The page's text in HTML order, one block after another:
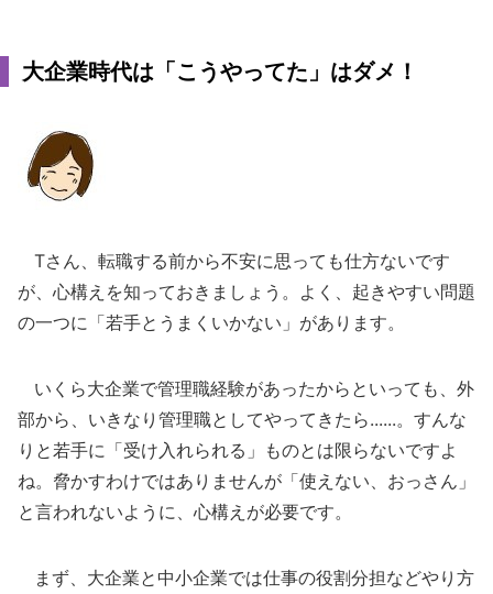
大企業時代は「こうやってた」はダメ！
Tさん、転職する前から不安に思っても仕方ないです
が、心構えを知っておきましょう。よく、起きやすい問題
の一つに「若手とうまくいかない」があります。
いくら大企業で管理職経験があったからといっても、外
部から、いきなり管理職としてやってきたら......。すんな
りと若手に「受け入れられる」ものとは限らないですよ
ね。脅かすわけではありませんが「使えない、おっさん」
と言われないように、心構えが必要です。
まず、大企業と中小企業では仕事の役割分担などやり方